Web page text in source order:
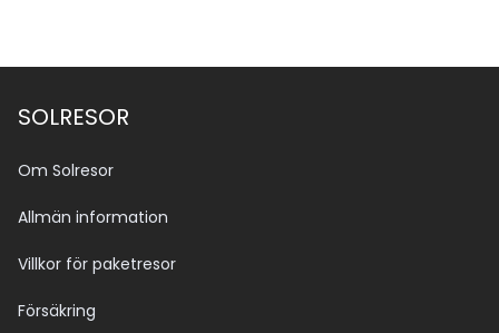
SOLRESOR
Om Solresor
Allmän information
Villkor för paketresor
Försäkring